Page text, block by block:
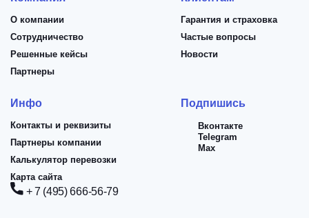
+ 7 (495) 666-56-79
О компании
Сотрудничество
Решенные кейсы
Партнеры
Гарантия и страховка
Частые вопросы
Новости
Инфо
Контакты и реквизиты
Партнеры компании
Калькулятор перевозки
Карта сайта
Подпишись
Вконтакте
Telegram
Max